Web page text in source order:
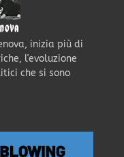
inizia più di
l'evoluzione
che si sono